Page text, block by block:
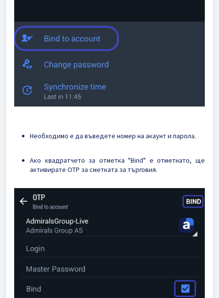
Необходимо е да въведете номер на акаунт и парола.
Ако квадратчето за отметка "Bind" е отметнато, ще
активирате OTP за сметката за търговия.